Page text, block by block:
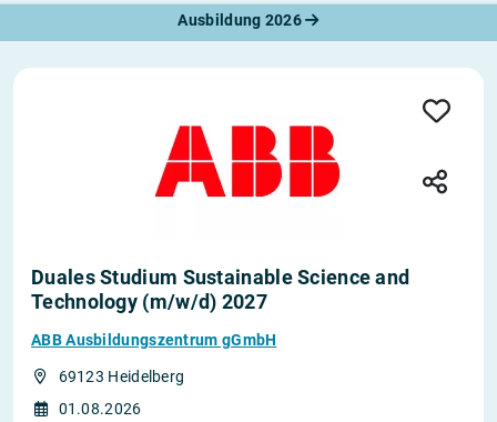
Ausbildung 2026
Duales Studium Sustainable Science and
Technology (m/w/d) 2027
ABB Ausbildungszentrum gGmbH
69123 Heidelberg
01.08.2026